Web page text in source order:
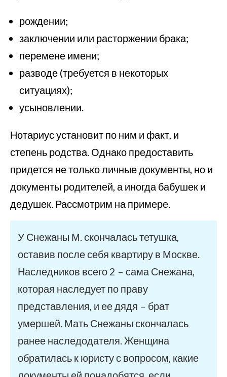
рождении;
заключении или расторжении брака;
перемене имени;
разводе (требуется в некоторых
ситуациях);
усыновлении.
Нотариус установит по ним и факт, и
степень родства. Однако предоставить
придется не только личные документы, но и
документы родителей, а иногда бабушек и
дедушек. Рассмотрим на примере.
У Снежаны М. скончалась тетушка,
оставив после себя квартиру в Москве.
Наследников всего 2 – сама Снежана,
которая наследует по праву
представления, и ее дядя – брат
умершей. Мать Снежаны скончалась
ранее наследодателя. Женщина
обратилась к юристу с вопросом, какие